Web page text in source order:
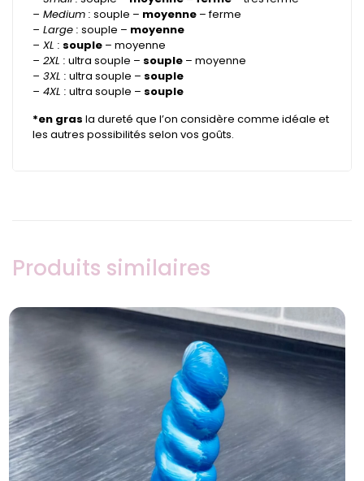
– Medium : souple – moyenne– ferme
– Large : souple – moyenne
– XL : souple– moyenne
– 2XL : ultra souple – souple– moyenne
– 3XL : ultra souple – souple
– 4XL : ultra souple – souple
*en gras la dureté que l’on considère comme idéale et
les autres possibilités selon vos goûts.
Produits similaires